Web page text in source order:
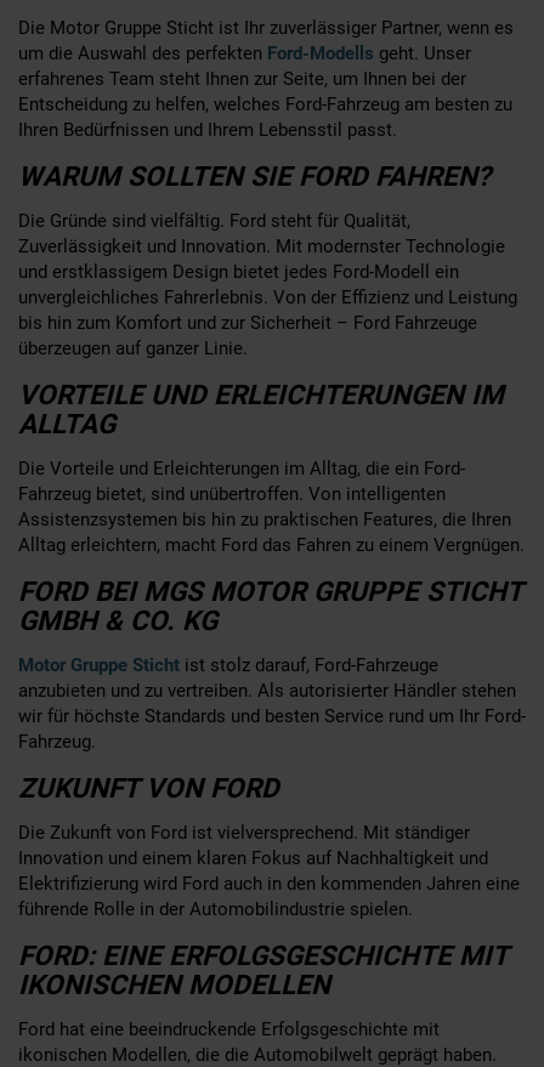
Die Motor Gruppe Sticht ist Ihr zuverlässiger Partner, wenn es
um die Auswahl des perfekten Ford-Modells geht. Unser
erfahrenes Team steht Ihnen zur Seite, um Ihnen bei der
Entscheidung zu helfen, welches Ford-Fahrzeug am besten zu
Ihren Bedürfnissen und Ihrem Lebensstil passt.
WARUM SOLLTEN SIE FORD FAHREN?
Die Gründe sind vielfältig. Ford steht für Qualität,
Zuverlässigkeit und Innovation. Mit modernster Technologie
und erstklassigem Design bietet jedes Ford-Modell ein
unvergleichliches Fahrerlebnis. Von der Effizienz und Leistung
bis hin zum Komfort und zur Sicherheit – Ford Fahrzeuge
überzeugen auf ganzer Linie.
VORTEILE UND ERLEICHTERUNGEN IM
ALLTAG
Die Vorteile und Erleichterungen im Alltag, die ein Ford-
Fahrzeug bietet, sind unübertroffen. Von intelligenten
Assistenzsystemen bis hin zu praktischen Features, die Ihren
Alltag erleichtern, macht Ford das Fahren zu einem Vergnügen.
FORD BEI MGS MOTOR GRUPPE STICHT
GMBH & CO. KG
Motor Gruppe Sticht ist stolz darauf, Ford-Fahrzeuge
anzubieten und zu vertreiben. Als autorisierter Händler stehen
wir für höchste Standards und besten Service rund um Ihr Ford-
Fahrzeug.
ZUKUNFT VON FORD
Die Zukunft von Ford ist vielversprechend. Mit ständiger
Innovation und einem klaren Fokus auf Nachhaltigkeit und
Elektrifizierung wird Ford auch in den kommenden Jahren eine
führende Rolle in der Automobilindustrie spielen.
FORD: EINE ERFOLGSGESCHICHTE MIT
IKONISCHEN MODELLEN
Ford hat eine beeindruckende Erfolgsgeschichte mit
ikonischen Modellen, die die Automobilwelt geprägt haben.